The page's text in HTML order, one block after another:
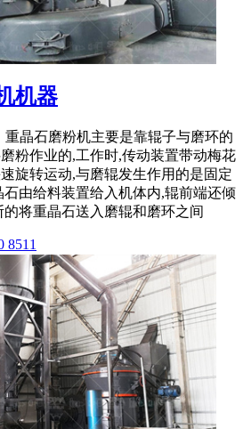
机器
重晶石磨粉机主要是靠辊子与磨环的
粉作业的,工作时,传动装置带动梅花
旋转运动,与磨辊发生作用的是固定
由给料装置给入机体内,辊前端还倾
将重晶石送入磨辊和磨环之间
8511